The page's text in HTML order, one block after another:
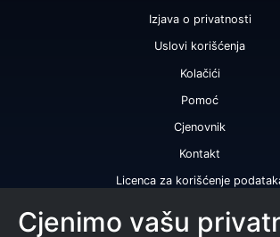
Izjava o privatnosti
Uslovi korišćenja
Kolačići
Pomoć
Cjenovnik
Kontakt
Licenca za korišćenje
Naše usluge
Cjenimo vašu